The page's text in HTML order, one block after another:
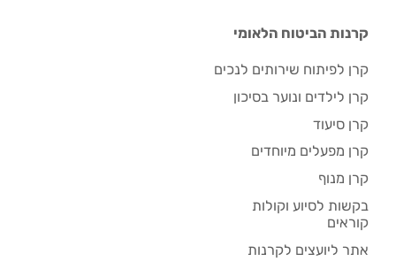
קרנות הביטוח הלאומי
קרן לפיתוח שירותים לנכים
קרן לילדים ונוער בסיכון
קרן סיעוד
קרן מפעלים מיוחדים
קרן מנוף
בקשות לסיוע וקולות
קוראים
אתר ליועצים לקרנות